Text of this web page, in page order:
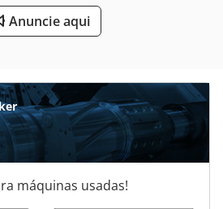
Metal
Anuncie aqui
máquinas usadas!